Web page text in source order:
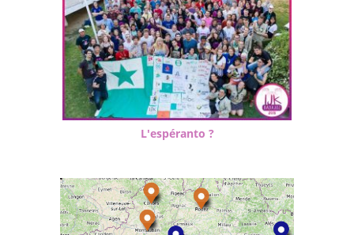
L'espéranto ?